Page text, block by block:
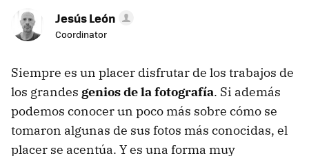
Jesús León
Coordinator
Siempre es un placer disfrutar de los trabajos de
los grandes genios de la fotografía. Si además
podemos conocer un poco más sobre cómo se
tomaron algunas de sus fotos más conocidas, el
placer se acentúa. Y es una forma muy